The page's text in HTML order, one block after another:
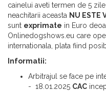
cainelui aveti termen de 5
neachitarii aceasta NU ESTE
sunt exprimate in Euro
Onlinedogshows.eu care
internationala, plata fiind
Informatii:
Arbitrajul se face pe
- 18.01.2025 CAC